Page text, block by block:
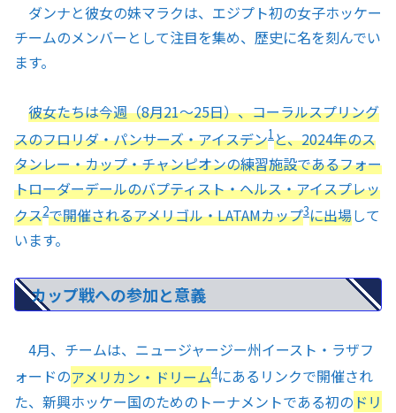
ダンナと彼女の妹マラクは、エジプト初の女子ホッケー
チームのメンバーとして注目を集め、歴史に名を刻んでい
ます。
彼女たちは今週（8月21〜25日）、コーラルスプリング
スのフロリダ・パンサーズ・アイスデン1と、2024年のス
タンレー・カップ・チャンピオンの練習施設であるフォー
トローダーデールのバプティスト・ヘルス・アイスプレッ
クス2で開催されるアメリゴル・LATAMカップ3に出場して
います。
カップ戦への参加と意義
4月、チームは、ニュージャージー州イースト・ラザフ
ォードのアメリカン・ドリーム4にあるリンクで開催され
た、新興ホッケー国のためのトーナメントである初の ドリ